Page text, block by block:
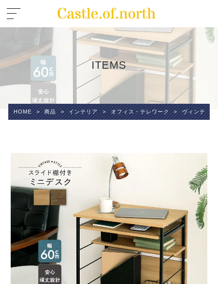
ITEMS
HOME > 商品 > インテリア > オフィス・テレワーク > ヴィンテー